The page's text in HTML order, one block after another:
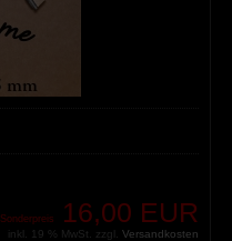
Sonderpreis 16,00 EUR
inkl. 19 % MwSt. zzgl. Versandkosten